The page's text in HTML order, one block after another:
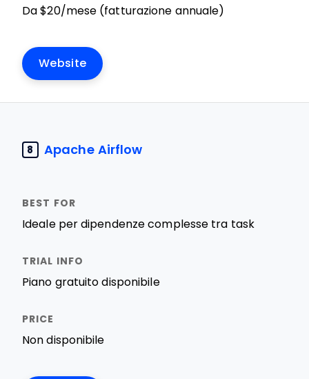
Da $20/mese (fatturazione annuale)
Website
8 Apache Airflow
Ideale per dipendenze complesse tra task
Piano gratuito disponibile
Non disponibile